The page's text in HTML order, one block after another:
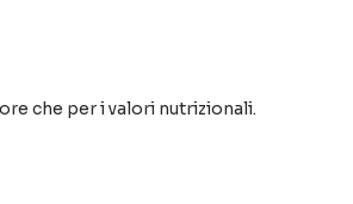
che per i valori nutrizionali.